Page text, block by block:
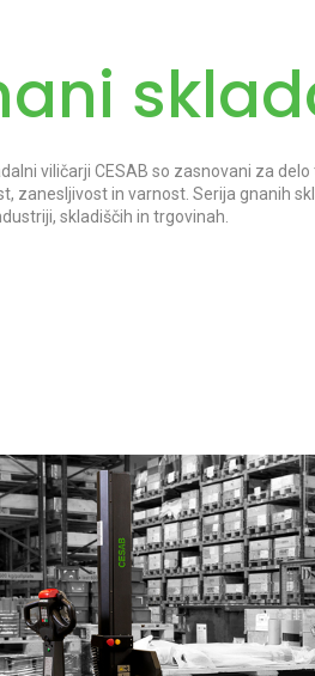
viličarji CESAB so zasnovani za
zanesljivost in varnost. Serija gnanih
skladiščih in trgovinah.